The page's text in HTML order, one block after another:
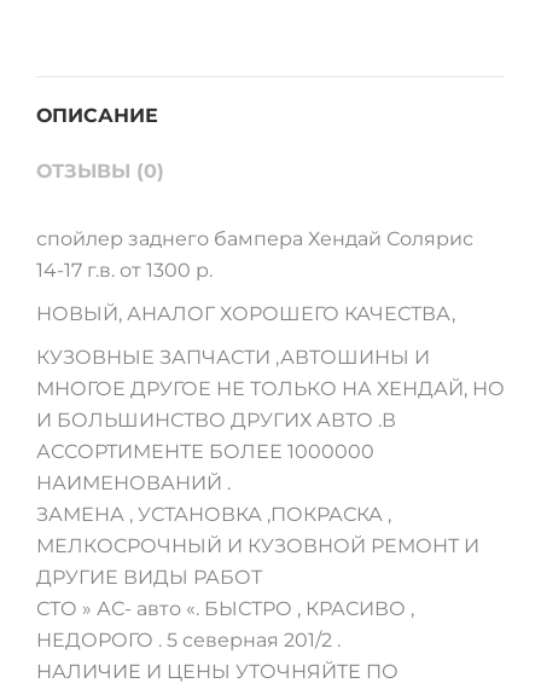
ОПИСАНИЕ
ОТЗЫВЫ (0)
спойлер заднего бампера Хендай Солярис
14-17 г.в. от 1300 р.
НОВЫЙ, АНАЛОГ ХОРОШЕГО КАЧЕСТВА,
КУЗОВНЫЕ ЗАПЧАСТИ ,АВТОШИНЫ И
МНОГОЕ ДРУГОЕ НЕ ТОЛЬКО НА ХЕНДАЙ, НО
И БОЛЬШИНСТВО ДРУГИХ АВТО .В
АССОРТИМЕНТЕ БОЛЕЕ 1000000
НАИМЕНОВАНИЙ .
ЗАМЕНА , УСТАНОВКА ,ПОКРАСКА ,
МЕЛКОСРОЧНЫЙ И КУЗОВНОЙ РЕМОНТ И
ДРУГИЕ ВИДЫ РАБОТ
СТО » АС- авто «. БЫСТРО , КРАСИВО ,
НЕДОРОГО . 5 северная 201/2 .
НАЛИЧИЕ И ЦЕНЫ УТОЧНЯЙТЕ ПО